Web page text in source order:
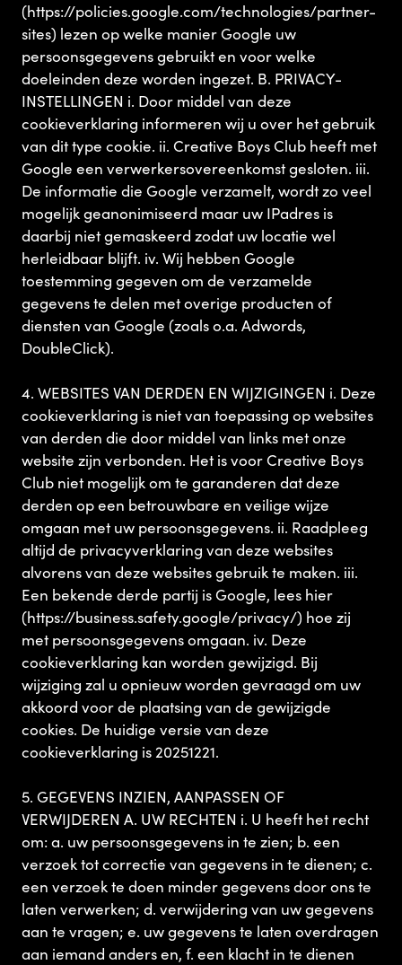
(https://policies.google.com/technologies/partner-
sites) lezen op welke manier Google uw
persoonsgegevens gebruikt en voor welke
doeleinden deze worden ingezet. B. PRIVACY-
INSTELLINGEN i. Door middel van deze
cookieverklaring informeren wij u over het gebruik
van dit type cookie. ii. Creative Boys Club heeft met
Google een verwerkersovereenkomst gesloten. iii.
De informatie die Google verzamelt, wordt zo veel
mogelijk geanonimiseerd maar uw IPadres is
daarbij niet gemaskeerd zodat uw locatie wel
herleidbaar blijft. iv. Wij hebben Google
toestemming gegeven om de verzamelde
gegevens te delen met overige producten of
diensten van Google (zoals o.a. Adwords,
DoubleClick).
4. WEBSITES VAN DERDEN EN WIJZIGINGEN i. Deze
cookieverklaring is niet van toepassing op websites
van derden die door middel van links met onze
website zijn verbonden. Het is voor Creative Boys
Club niet mogelijk om te garanderen dat deze
derden op een betrouwbare en veilige wijze
omgaan met uw persoonsgegevens. ii. Raadpleeg
altijd de privacyverklaring van deze websites
alvorens van deze websites gebruik te maken. iii.
Een bekende derde partij is Google, lees hier
(https://business.safety.google/privacy/) hoe zij
met persoonsgegevens omgaan. iv. Deze
cookieverklaring kan worden gewijzigd. Bij
wijziging zal u opnieuw worden gevraagd om uw
akkoord voor de plaatsing van de gewijzigde
cookies. De huidige versie van deze
cookieverklaring is 20251221.
5. GEGEVENS INZIEN, AANPASSEN OF
VERWIJDEREN A. UW RECHTEN i. U heeft het recht
om: a. uw persoonsgegevens in te zien; b. een
verzoek tot correctie van gegevens in te dienen; c.
een verzoek te doen minder gegevens door ons te
laten verwerken; d. verwijdering van uw gegevens
aan te vragen; e. uw gegevens te laten overdragen
aan iemand anders en, f. een klacht in te dienen